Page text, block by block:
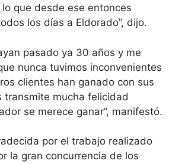
que desde ese entonces
los días a Eldorado”, dijo.
pasado ya 30 años y me
nunca tuvimos inconvenientes
clientes han ganado con sus
transmite mucha felicidad
se merece ganar”, manifestó.
por el trabajo realizado
la gran concurrencia de los